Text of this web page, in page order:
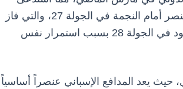
وضعه في برنامج تأهيلي مكثف، وقد غاب بالفعل عن مباراة النصر أمام النجمة في الجولة 27، والتي فاز
فيها فريقه بنتيجة 5-2، كما سيغيب عن مواجهة اليوم أمام الخلود في الجولة 28 بسبب استمرار نفس
حيث يعد المدافع الإسباني عنصراً أساسياً